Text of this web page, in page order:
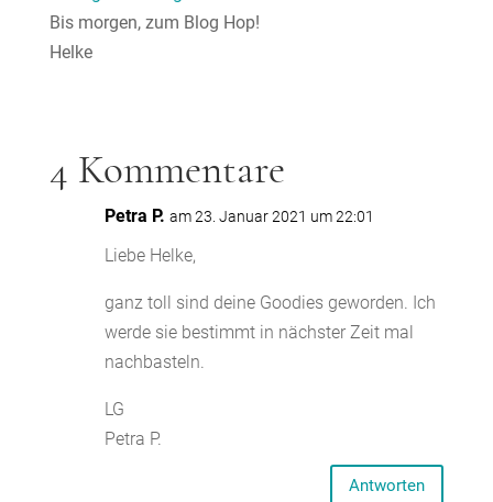
Bis morgen, zum Blog Hop!
Helke
4 Kommentare
Petra P. am 23. Januar 2021 um 22:01
Liebe Helke,
ganz toll sind deine Goodies geworden. Ich
werde sie bestimmt in nächster Zeit mal
nachbasteln.
LG
Petra P.
Antworten